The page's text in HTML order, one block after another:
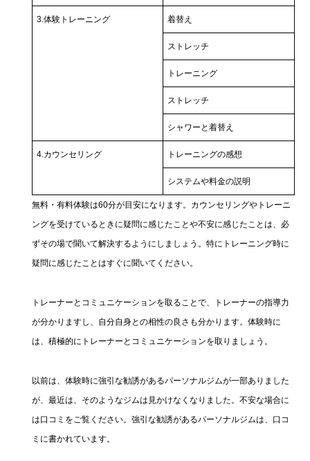
3.体験トレーニング 着替え
ストレッチ
トレーニング
ストレッチ
シャワーと着替え
4.カウンセリング トレーニングの感想
システムや料金の説明
無料・有料体験は60分が目安になります。カウンセリングやトレーニ
ングを受けているときに疑問に感じたことや不安に感じたことは、必
ずその場で聞いて解決するようにしましょう。特にトレーニング時に
疑問に感じたことはすぐに聞いてください。
トレーナーとコミュニケーションを取ることで、トレーナーの指導力
が分かりますし、自分自身との相性の良さも分かります。体験時に
は、積極的にトレーナーとコミュニケーションを取りましょう。
以前は、体験時に強引な勧誘があるパーソナルジムが一部ありました
が、最近は、そのようなジムは見かけなくなりました。不安な場合に
は口コミをご覧ください。強引な勧誘があるパーソナルジムは、口コ
ミに書かれています。